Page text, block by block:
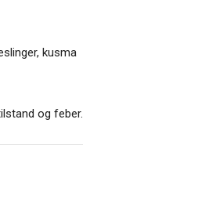
kusma
og feber.